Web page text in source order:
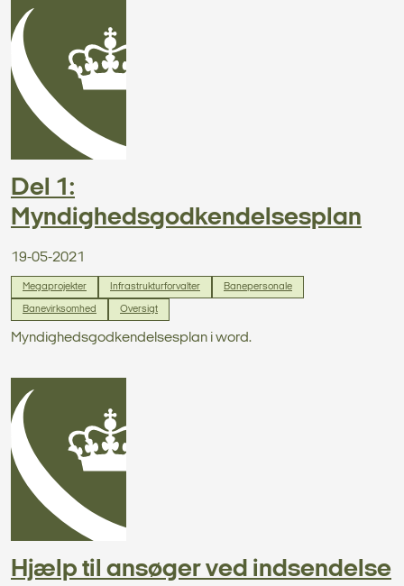
Del 1:
Myndighedsgodkendelsesplan
19-05-2021
Megaprojekter Infrastrukturforvalter Banepersonale
Banevirksomhed Oversigt
Myndighedsgodkendelsesplan i word.
Hjælp til ansøger ved indsendelse